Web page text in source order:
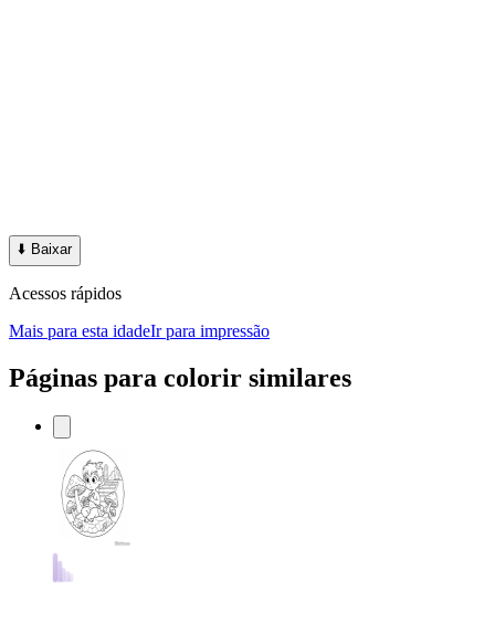
⬇️ Baixar
Acessos rápidos
Mais para esta idadeIr para impressão
Páginas para colorir similares